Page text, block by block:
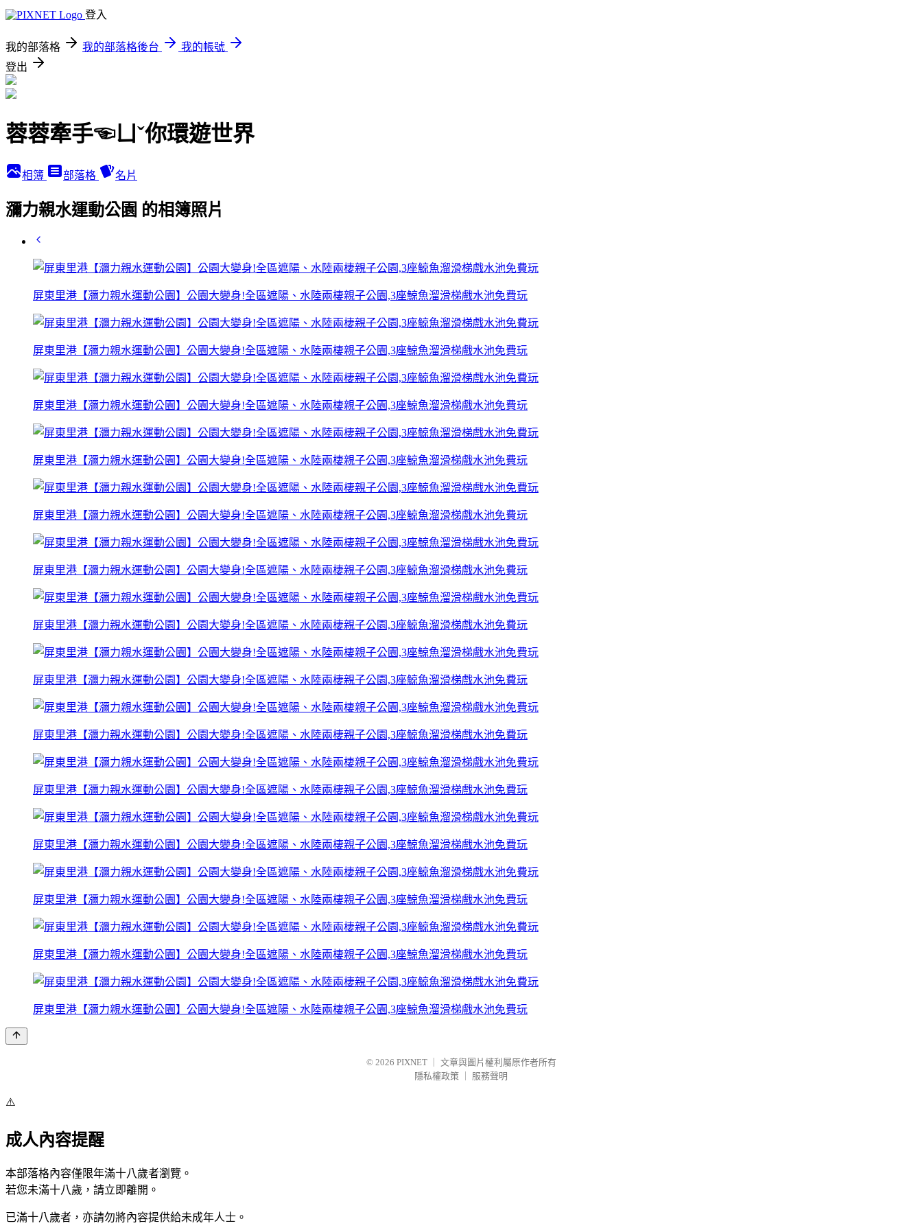
登入
我的部落格 我的部落格後台
我的帳號
登出
蓉蓉牽手☜ㄩˇ你環遊世界
相簿 部落格 名片
瀰力親水運動公園 的相簿照片
屏東里港【瀰力親水運動公園】公園大變身!全區遮陽、水陸兩棲親子公園,3座鯨魚溜滑梯戲水池免費玩
屏東里港【瀰力親水運動公園】公園大變身!全區遮陽、水陸兩棲親子公園,3座鯨魚溜滑梯戲水池免費玩
屏東里港【瀰力親水運動公園】公園大變身!全區遮陽、水陸兩棲親子公園,3座鯨魚溜滑梯戲水池免費玩
屏東里港【瀰力親水運動公園】公園大變身!全區遮陽、水陸兩棲親子公園,3座鯨魚溜滑梯戲水池免費玩
屏東里港【瀰力親水運動公園】公園大變身!全區遮陽、水陸兩棲親子公園,3座鯨魚溜滑梯戲水池免費玩
屏東里港【瀰力親水運動公園】公園大變身!全區遮陽、水陸兩棲親子公園,3座鯨魚溜滑梯戲水池免費玩
屏東里港【瀰力親水運動公園】公園大變身!全區遮陽、水陸兩棲親子公園,3座鯨魚溜滑梯戲水池免費玩
屏東里港【瀰力親水運動公園】公園大變身!全區遮陽、水陸兩棲親子公園,3座鯨魚溜滑梯戲水池免費玩
屏東里港【瀰力親水運動公園】公園大變身!全區遮陽、水陸兩棲親子公園,3座鯨魚溜滑梯戲水池免費玩
屏東里港【瀰力親水運動公園】公園大變身!全區遮陽、水陸兩棲親子公園,3座鯨魚溜滑梯戲水池免費玩
屏東里港【瀰力親水運動公園】公園大變身!全區遮陽、水陸兩棲親子公園,3座鯨魚溜滑梯戲水池免費玩
屏東里港【瀰力親水運動公園】公園大變身!全區遮陽、水陸兩棲親子公園,3座鯨魚溜滑梯戲水池免費玩
屏東里港【瀰力親水運動公園】公園大變身!全區遮陽、水陸兩棲親子公園,3座鯨魚溜滑梯戲水池免費玩
屏東里港【瀰力親水運動公園】公園大變身!全區遮陽、水陸兩棲親子公園,3座鯨魚溜滑梯戲水池免費玩
© 2026 PIXNET
文章與圖片權利屬原作者所有
隱私權政策
服務聲明
⚠️
成人內容提醒
本部落格內容僅限年滿十八歲者瀏覽。
若您未滿十八歲，請立即離開。
已滿十八歲者，亦請勿將內容提供給未成年人士。